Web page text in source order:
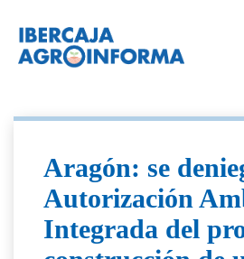
Aragón: se
Autorización
Integrada del